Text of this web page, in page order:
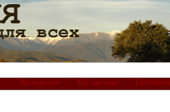
Экскурсии Об авторе Гостевая